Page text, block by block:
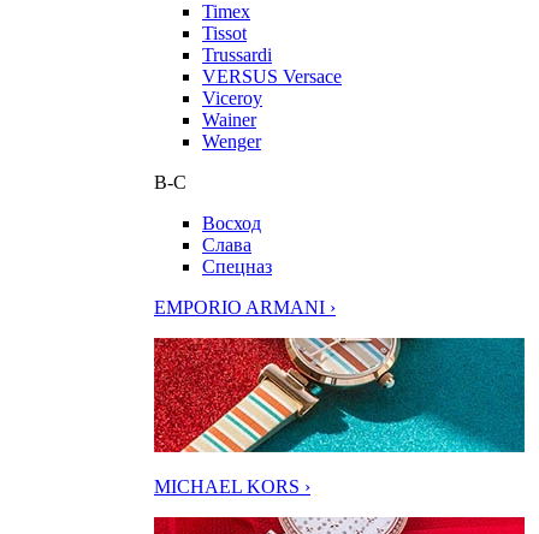
Timex
Tissot
Trussardi
VERSUS Versace
Viceroy
Wainer
Wenger
В-С
Восход
Слава
Спецназ
EMPORIO ARMANI ›
MICHAEL KORS ›